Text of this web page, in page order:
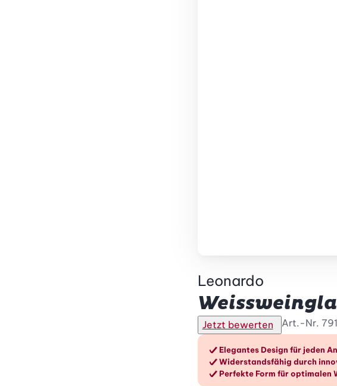
Leonardo
Jetzt bewerten Art.-Nr.
Die Vorteile
Elegantes Design für jeden
Widerstandsfähig durch
Perfekte Form für optimalen